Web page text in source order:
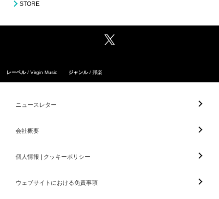
STORE
レーベル Virgin Music ジャンル 邦楽
ニュースレター
会社概要
個人情報 | クッキーポリシー
ウェブサイトにおける免責事項